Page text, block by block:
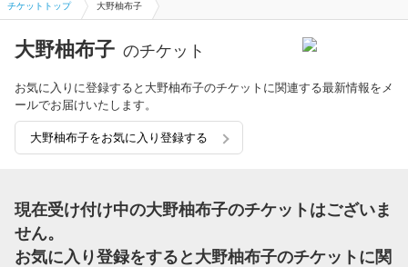
チケットトップ 大野柚布子
大野柚布子 のチケット
お気に入りに登録すると大野柚布子のチケットに関連する最新情報をメ
ールでお届けいたします。
大野柚布子をお気に入り登録する
現在受け付け中の大野柚布子のチケットはございま
せん。
お気に入り登録をすると大野柚布子のチケットに関